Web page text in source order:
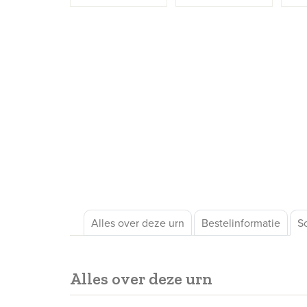
Alles over deze urn Bestelinformatie
Alles over deze urn